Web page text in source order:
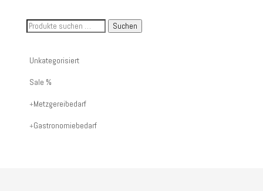
Suche
Artikelnummer
oder
Suchen
Unkategorisiert
Sale %
Metzgereibedarf
Gastronomiebedarf